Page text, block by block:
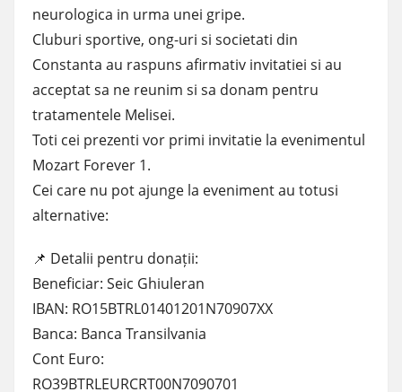
neurologica in urma unei gripe.
Cluburi sportive, ong-uri si societati din
Constanta au raspuns afirmativ invitatiei si au
acceptat sa ne reunim si sa donam pentru
tratamentele Melisei.
Toti cei prezenti vor primi invitatie la evenimentul
Mozart Forever 1.
Cei care nu pot ajunge la eveniment au totusi
alternative:
📌 Detalii pentru donații:
Beneficiar: Seic Ghiuleran
IBAN: RO15BTRL01401201N70907XX
Banca: Banca Transilvania
Cont Euro:
RO39BTRLEURCRT00N7090701